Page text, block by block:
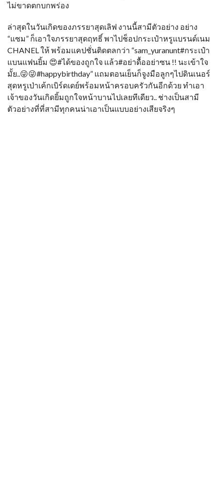
ไม่ขาดตกบกพร่อง
ล่าสุดในวันเกิดของภรรยาสุดเลิฟ งานนี้สามีตัวอย่าง อย่าง
“แซม” ก็เอาใจภรรยาสุดฤทธิ์ พาไปช็อปกระเป๋าหรูแบรนด์เนม
CHANEL ให้ พร้อมแคปชั่นติดตลกว่า “sam_yuranunt#กระเป๋า
แบนแฟนยิ้ม 😍#ได้ของถูกใจ แล้ว#อย่าดื้ออย่าซน !! นะเข้าใจ
มั้ย..😜😜#happybirthday” แถมตอนเย็นก็จูงมือลูกๆไปดินเนอร์
สุดหรูเป่าเค้กเบิร์ดเดย์พร้อมหน้าครอบครัวกันอีกด้วย ทำเอา
เจ้าของวันเกิดยิ้มถูกใจหน้าบานไปเลยทีเดียว.. ช่างเป็นสามี
ตัวอย่างที่ที่สามีทุกคนน่าเอาเป็นแบบอย่างเสียจริงๆ